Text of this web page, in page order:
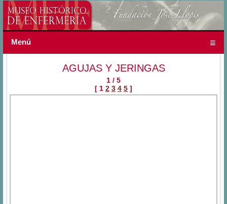
Menú
AGUJAS Y JERINGAS
1 / 5
[ 1 2 3 4 5 ]